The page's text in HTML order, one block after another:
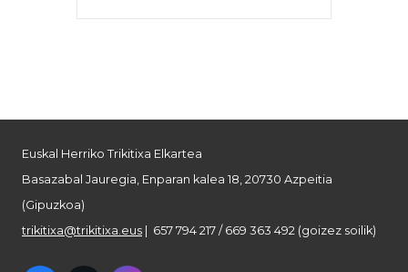
Euskal Herriko Trikitixa Elkartea
Basazabal Jauregia, Enparan kalea 18, 20730 Azpeitia
(Gipuzkoa)
trikitixa@trikitixa.eus | 657 794 217 / 669 363 492 (goizez soilik)